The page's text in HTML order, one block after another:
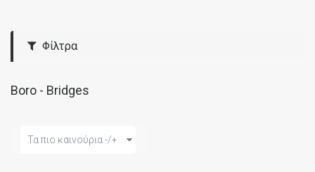
Φίλτρα
Boro - Bridges
Τα πιο καινούρια -/+